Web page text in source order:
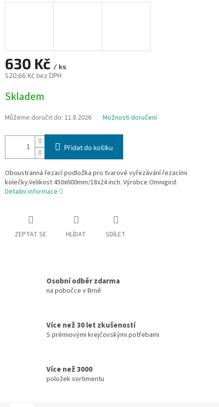
630 Kč / ks
520,66 Kč bez DPH
cena:
Skladem
Můžeme doručit do: 11.8.2026 Možnosti doručení
Přidat do košíku
Oboustranná řezací podložka pro tvarové vyřezávání řezacími
kolečky.Velikost 450x600mm/18x24 inch. Výrobce Omnigird.
Detailní informace
ZEPTAT SE HLÍDAT SDÍLET
Osobní odběr zdarma
na pobočce v Brně
Více než 30 let zkušeností
S prémiovými krejčovskými potřebami
Více než 3000
položek sortimentu